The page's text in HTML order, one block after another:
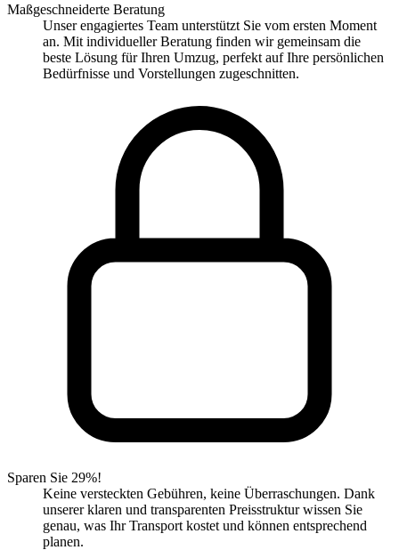
Maßgeschneiderte Beratung
Unser engagiertes Team unterstützt Sie vom ersten Moment
an. Mit individueller Beratung finden wir gemeinsam die
beste Lösung für Ihren Umzug, perfekt auf Ihre persönlichen
Bedürfnisse und Vorstellungen zugeschnitten.
Sparen Sie 29%!
Keine versteckten Gebühren, keine Überraschungen. Dank
unserer klaren und transparenten Preisstruktur wissen Sie
genau, was Ihr Transport kostet und können entsprechend
planen.